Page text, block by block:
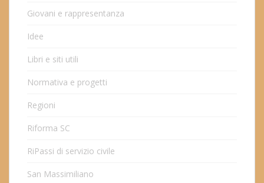
Giovani e rappresentanza
Idee
Libri e siti utili
Normativa e progetti
Regioni
Riforma SC
RiPassi di servizio civile
San Massimiliano